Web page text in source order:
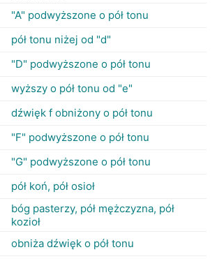
"A" podwyższone o pół tonu
pół tonu niżej od "d"
"D" podwyższone o pół tonu
wyższy o pół tonu od "e"
dźwięk f obniżony o pół tonu
"F" podwyższone o pół tonu
"G" podwyższone o pół tonu
pół koń, pół osioł
bóg pasterzy, pół mężczyzna, pół
kozioł
obniża dźwięk o pół tonu